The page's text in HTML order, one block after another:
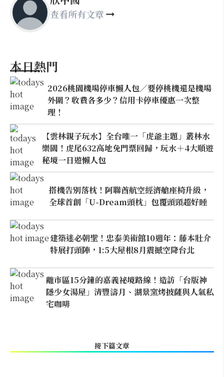
查看所有文章
本日熱門
2026桃園機場停車懶人包／要停桃機還是機場
外圍？收費各多少？信用卡停車優惠一次整
理！
【雲林親子玩水】全台唯一「虎爺主題」叢林水
樂園！虎尾632高地免門票回歸，玩水＋4大順遊
秘境一日遊懶人包
搭機告別落枕！阿聯酋航空經濟艙座椅升級，
全球首創「U-Dream頭枕」包覆頭頸超好睡
建築迷必朝聖！忠泰美術館10週年：藤本壯介
特展打頭陣，1:5大屋根8月震撼空降台北
離市區15分鐘的嘉義祕境路線！造訪「台版神
隱少女湯屋」清豐濤月、湖景窯烤披薩與人氣私
宅咖啡
接下篇文章